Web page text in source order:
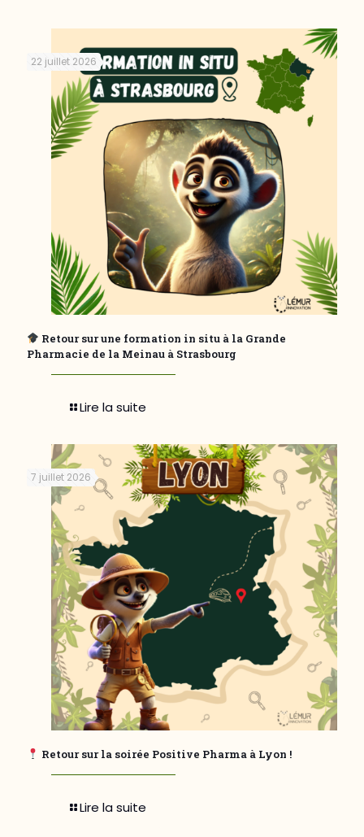
22 juillet 2026
Retour sur une formation in situ à la Grande
Pharmacie de la Meinau à Strasbourg
Lire la suite
7 juillet 2026
Retour sur la soirée Positive Pharma à Lyon !
Lire la suite